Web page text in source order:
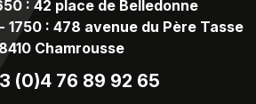
: 42 place de Belledonne
1750 : 478 avenue du Père Tasse
Chamrousse
(0)4 76 89 92 65